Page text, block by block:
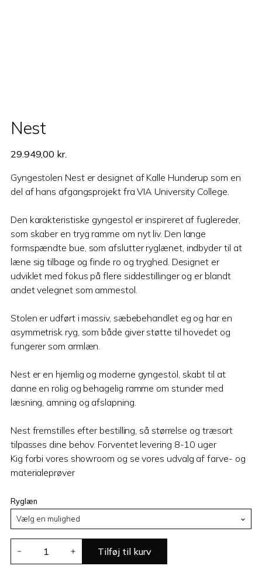
Nest
29.949,00 kr.
Gyngestolen Nest er designet af Kalle Hunderup som en
del af hans afgangsprojekt fra VIA University College.
Den karakteristiske gyngestol er inspireret af fuglereder,
som skaber en tryg ramme om nyt liv. Den lange
formspændte bue, som afslutter ryglænet, indbyder til at
læne sig tilbage og finde ro og tryghed. Designet er
udviklet med fokus på flere siddestillinger og er blandt
andet velegnet som ammestol.
Stolen er udført i massiv, sæbebehandlet eg og har en
asymmetrisk ryg, som både giver støtte til hovedet og
fungerer som armlæn.
Nest er en hjemlig og moderne gyngestol, skabt til at
danne en rolig og behagelig ramme om stunder med
læsning, amning og afslapning.
Nest fremstilles efter bestilling, så størrelse og træsort
tilpasses dine behov. Forventet levering 8-10 uger
Kig forbi vores showroom og se vores udvalg af farve- og
materialeprøver
Ryglæn
－ ＋ Tilføj til kurv